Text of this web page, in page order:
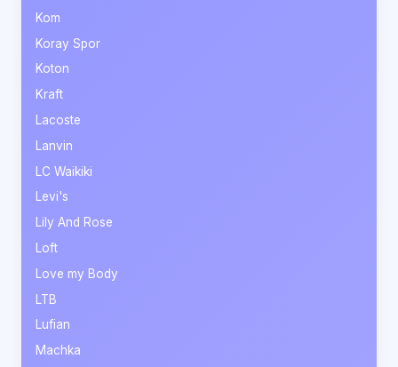
Kom
Koray Spor
Koton
Kraft
Lacoste
Lanvin
LC Waikiki
Levi's
Lily And Rose
Loft
Love my Body
LTB
Lufian
Machka